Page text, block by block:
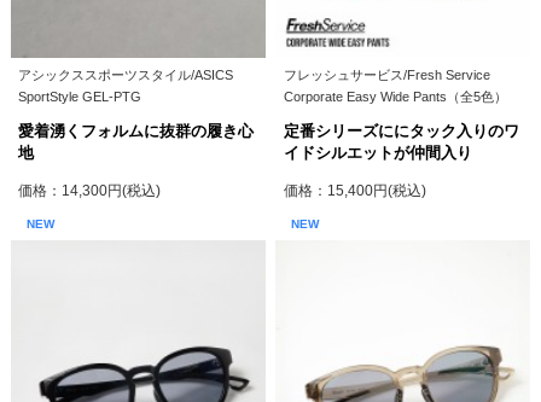
アシックススポーツスタイル/ASICS
SportStyle GEL-PTG
愛着湧くフォルムに抜群の履き心
地
価格：14,300円(税込)
フレッシュサービス/Fresh Service
Corporate Easy Wide Pants（全5色）
定番シリーズににタック入りのワ
イドシルエットが仲間入り
価格：15,400円(税込)
NEW NEW